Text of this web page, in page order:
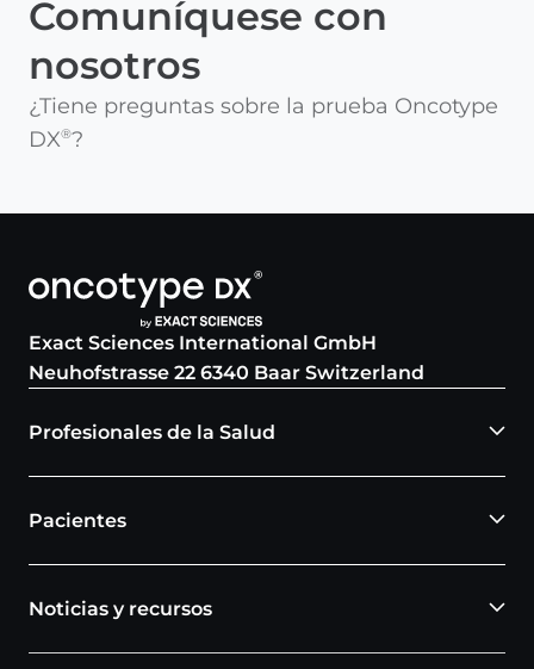
Comuníquese con
nosotros
¿Tiene preguntas sobre la prueba Oncotype
DX®?
Exact Sciences International GmbH
Neuhofstrasse 22 6340 Baar Switzerland
Profesionales de la Salud
Pacientes
Noticias y recursos